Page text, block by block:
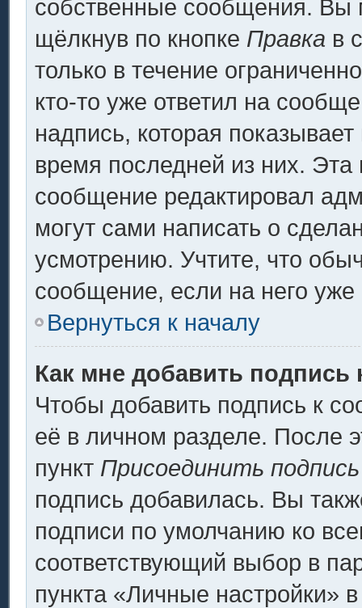
собственные сообщения. Вы
щёлкнув по кнопке Правка в
только в течение
кто-то уже ответил на
надпись, которая
время последней из них.
сообщение редактировал
могут сами написать о
усмотрению. Учтите, что
сообщение, если на него уже
Вернуться к началу
Как мне добавить
Чтобы добавить подпись к
её в личном разделе. После
пункт Присоединить подпись
подпись добавилась. Вы
подписи по умолчанию ко
соответствующий выбор в
пункта «Личные настройки»